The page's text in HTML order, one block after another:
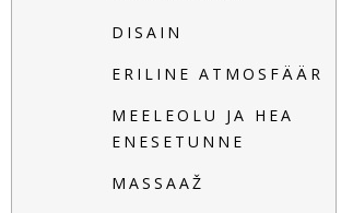
DISAIN
ERILINE ATMOSFÄÄR
MEELEOLU JA HEA
ENESETUNNE
MASSAAŽ